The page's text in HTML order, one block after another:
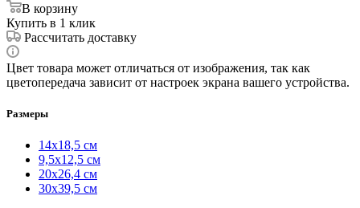
В корзину
Купить в 1 клик
Рассчитать доставку
Цвет товара может отличаться от изображения, так как
цветопередача зависит от настроек экрана вашего устройства.
Размеры
14х18,5 см
9,5х12,5 см
20х26,4 см
30х39,5 см